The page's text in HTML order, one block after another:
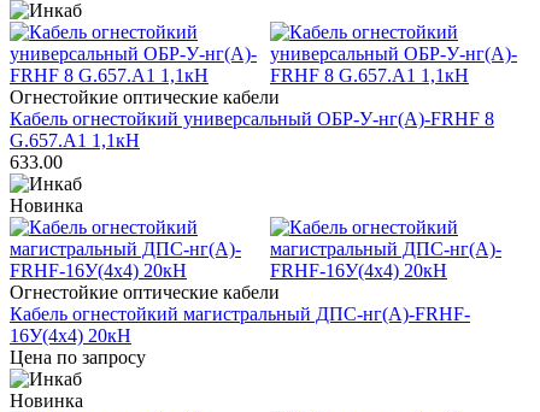
Огнестойкие оптические кабели
Кабель огнестойкий универсальный ОБР-У-нг(A)-FRHF 8
G.657.А1 1,1кН
633.00
Новинка
Огнестойкие оптические кабели
Кабель огнестойкий магистральный ДПС-нг(А)-FRHF-
16У(4х4) 20кН
Цена по запросу
Новинка